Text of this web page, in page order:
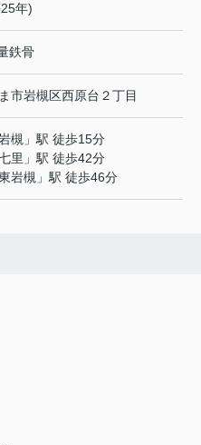
年)
鉄骨
市岩槻区西原台 ２丁目
槻 」駅 徒歩15分
里 」駅 徒歩42分
岩槻 」駅 徒歩46分